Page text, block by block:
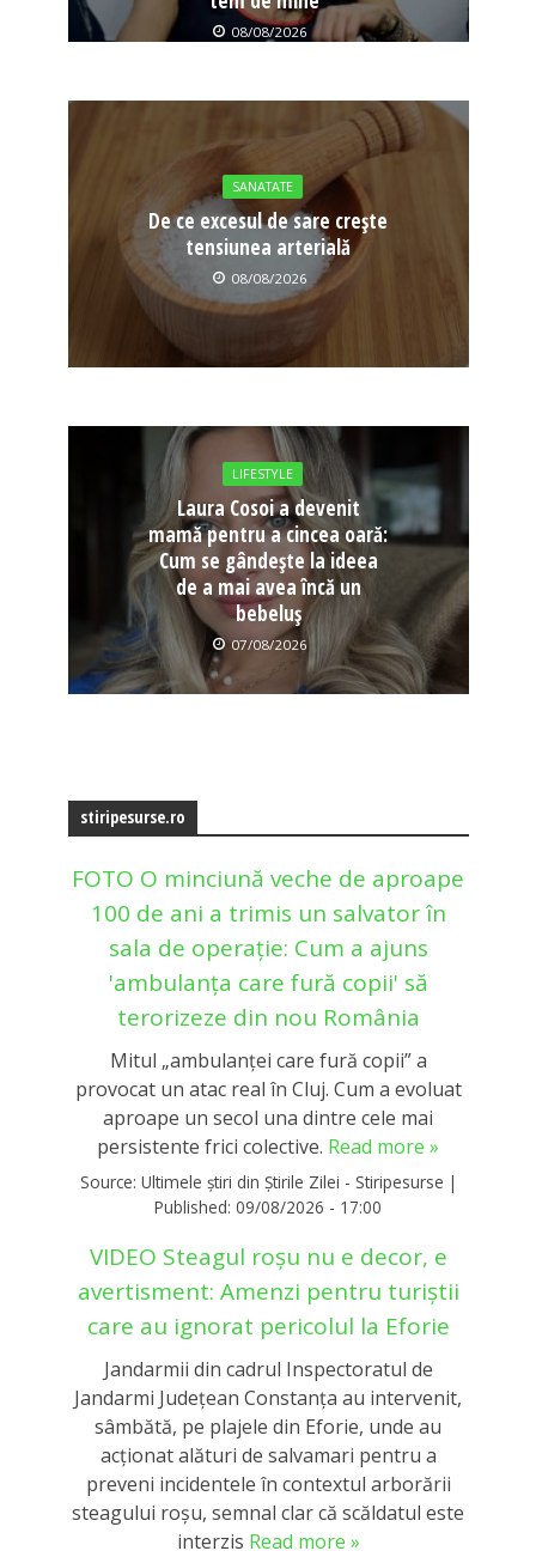
08/08/2026
SANATATE
De ce excesul de sare crește
tensiunea arterială
08/08/2026
LIFESTYLE
Laura Cosoi a devenit
mamă pentru a cincea oară:
Cum se gândește la ideea
de a mai avea încă un
bebeluș
07/08/2026
stiripesurse.ro
FOTO O minciună veche de aproape
100 de ani a trimis un salvator în
sala de operație: Cum a ajuns
'ambulanța care fură copii' să
terorizeze din nou România
Mitul „ambulanței care fură copii” a
provocat un atac real în Cluj. Cum a evoluat
aproape un secol una dintre cele mai
persistente frici colective. Read more »
Source: Ultimele știri din Știrile Zilei - Stiripesurse |
Published: 09/08/2026 - 17:00
VIDEO Steagul roșu nu e decor, e
avertisment: Amenzi pentru turiștii
care au ignorat pericolul la Eforie
Jandarmii din cadrul Inspectoratul de
Jandarmi Județean Constanța au intervenit,
sâmbătă, pe plajele din Eforie, unde au
acționat alături de salvamari pentru a
preveni incidentele în contextul arborării
steagului roșu, semnal clar că scăldatul este
interzis Read more »